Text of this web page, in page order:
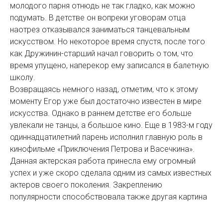
молодого парня отнюдь не так гладко, как можно
подумать. В детстве он вопреки уговорам отца
наотрез отказывался заниматься танцевальным
искусством. Но некоторое время спустя, после того
как Дружинин-старший начал говорить о том, что
время упущено, наперекор ему записался в балетную
школу.
Возвращаясь немного назад, отметим, что к этому
моменту Егор уже был достаточно известен в мире
искусства. Однако в раннем детстве его больше
увлекали не танцы, а большое кино. Еще в 1983-м году
одиннадцатилетний парень исполнил главную роль в
кинофильме «Приключения Петрова и Васечкина».
Данная актерская работа принесла ему огромный
успех и уже скоро сделала одним из самых известных
актеров своего поколения. Закреплению
популярности способствовала также другая картина